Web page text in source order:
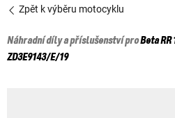
Zpět k výběru motocyklu
Náhradní díly a příslušenství proBetaRR
ZD3E9143/E/19